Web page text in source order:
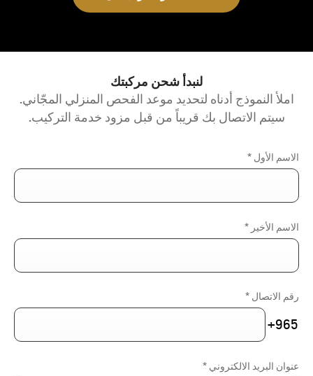
لنبدأ شحن مركبتك
املأ النموذج أدناه لتحديد موعد الفحص المنزلي المجّاني.
سيتم الاتصال بك قريباً من قبل مزود خدمة التركيب.
الاسم الأول *
الاسم الأخير *
رقم الاتصال *
+965
عنوان البريد الالكتروني *